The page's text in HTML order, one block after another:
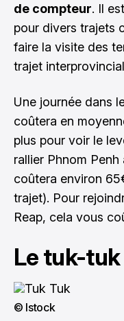
de compteur. Il
pour divers trajets
faire la visite des
trajet
Une journée dans
coûtera en
plus pour voir le
rallier Phnom
coûtera environ
trajet). Pour
Reap, cela vous
Le tuk-tuk
© Istock